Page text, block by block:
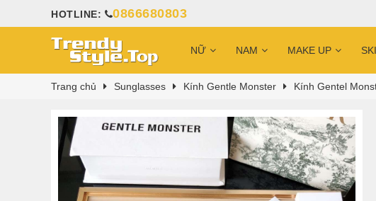
HOTLINE: 0866680803
NỮ NAM MAKE UP
Trang chủ Sunglasses Kính Gentle Monster Kính Gentel